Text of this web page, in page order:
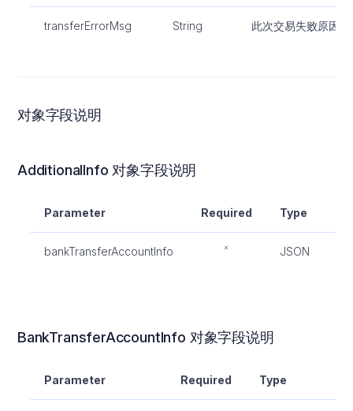
transferErrorMsg String 此次交易失败原因
对象字段说明
AdditionalInfo 对象字段说明
Parameter Required Type
bankTransferAccountInfo JSON
BankTransferAccountInfo 对象字段说明
Parameter Required Type